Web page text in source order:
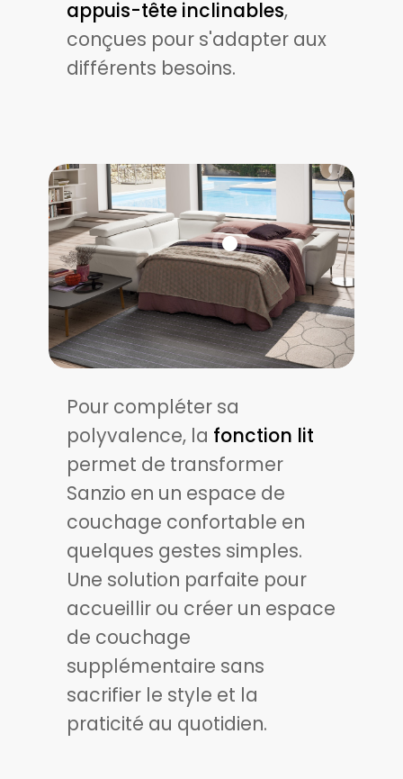
appuis-tête inclinables,
conçues pour s'adapter aux
différents besoins.
Pour compléter sa
polyvalence, la fonction lit
permet de transformer
Sanzio en un espace de
couchage confortable en
quelques gestes simples.
Une solution parfaite pour
accueillir ou créer un espace
de couchage
supplémentaire sans
sacrifier le style et la
praticité au quotidien.